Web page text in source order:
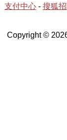
支付中心 - 搜狐
Copyright ©